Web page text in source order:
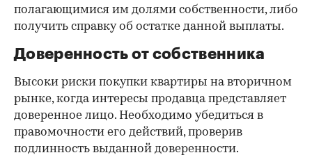
полагающимися им долями собственности, либо
получить справку об остатке данной выплаты.
Доверенность от собственника
Высоки риски покупки квартиры на вторичном
рынке, когда интересы продавца представляет
доверенное лицо. Необходимо убедиться в
правомочности его действий, проверив
подлинность выданной доверенности.